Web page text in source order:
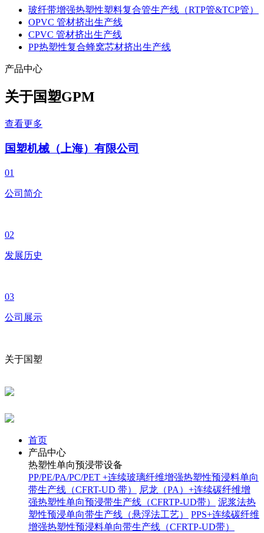
玻纤带增强热塑性塑料复合管生产线（RTP管&TCP管）
OPVC 管材挤出生产线
CPVC 管材挤出生产线
PP热塑性复合蜂窝芯材挤出生产线
产品中心
关于国塑GPM
查看更多
国塑机械（上海）有限公司
01
公司简介
02
发展历史
03
公司展示
关于国塑
首页
产品中心
热塑性单向预浸带设备
PP/PE/PA/PC/PET +连续玻璃纤维增强热塑性预浸料单向
带生产线（CFRT-UD 带）
尼龙（PA）+连续碳纤维增
强热塑性单向预浸带生产线（CFRTP-UD带）
泥浆法热
塑性预浸单向带生产线（悬浮法工艺）
PPS+连续碳纤维
增强热塑性预浸料单向带生产线（CFRTP-UD带）